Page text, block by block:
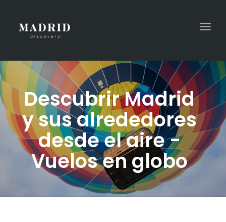
Descubrir Madrid
y sus alrededores
desde el aire -
Vuelos en globo